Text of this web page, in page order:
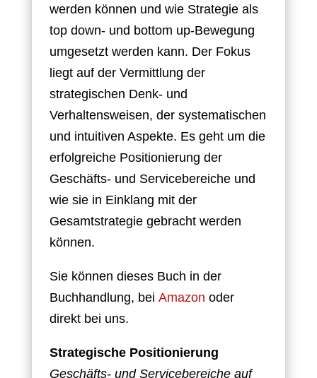
werden können und wie Strategie als
top down- und bottom up-Bewegung
umgesetzt werden kann. Der Fokus
liegt auf der Vermittlung der
strategischen Denk- und
Verhaltensweisen, der systematischen
und intuitiven Aspekte. Es geht um die
erfolgreiche Positionierung der
Geschäfts- und Servicebereiche und
wie sie in Einklang mit der
Gesamtstrategie gebracht werden
können.
Sie können dieses Buch in der
Buchhandlung, bei Amazon oder
direkt bei uns.
Strategische Positionierung
Geschäfts- und Servicebereiche auf